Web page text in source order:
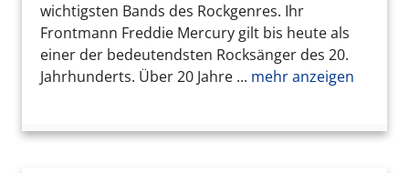
wichtigsten Bands des Rockgenres. Ihr
Frontmann Freddie Mercury gilt bis heute als
einer der bedeutendsten Rocksänger des 20.
Jahrhunderts. Über 20 Jahre ... mehr anzeigen